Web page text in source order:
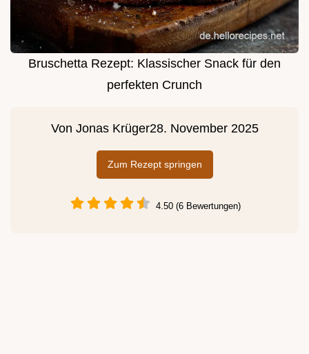
Bruschetta Rezept: Klassischer Snack für den
perfekten Crunch
Von Jonas Krüger28. November 2025
Zum Rezept springen
4.50 (6 Bewertungen)